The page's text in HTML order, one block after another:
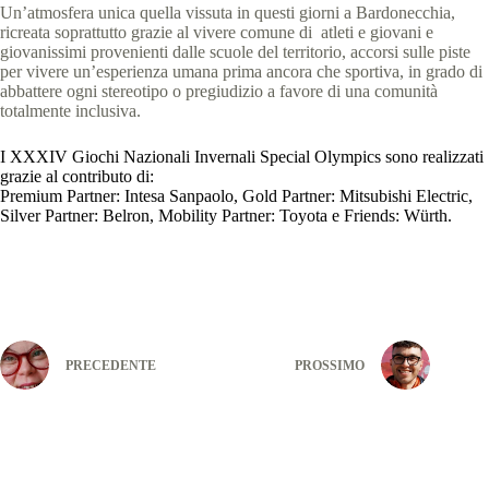
Un’atmosfera unica quella vissuta in questi giorni a Bardonecchia,
ricreata soprattutto grazie al vivere comune di atleti e giovani e
giovanissimi provenienti dalle scuole del territorio, accorsi sulle piste
per vivere un’esperienza umana prima ancora che sportiva, in grado di
abbattere ogni stereotipo o pregiudizio a favore di una comunità
totalmente inclusiva.
I XXXIV Giochi Nazionali Invernali Special Olympics sono realizzati
grazie al contributo di:
Premium Partner: Intesa Sanpaolo, Gold Partner: Mitsubishi Electric,
Silver Partner: Belron, Mobility Partner: Toyota e Friends: Würth.
PRECEDENTE PROSSIMO